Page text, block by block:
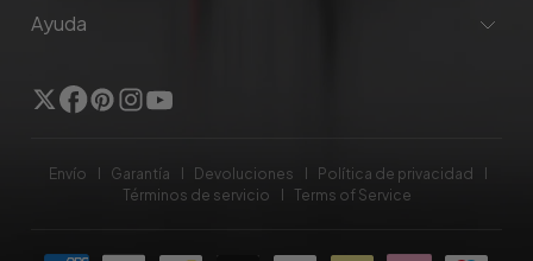
Ayuda
GorjeoFacebook
Pinterest
Instagram
YouTube
Envío Garantía Devoluciones
Política de privacidad
Términos de servicio
Terms of Service